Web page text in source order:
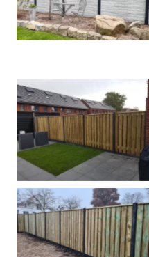
Betonschutting
Betonpalen schutting
Hout beton schuttingen